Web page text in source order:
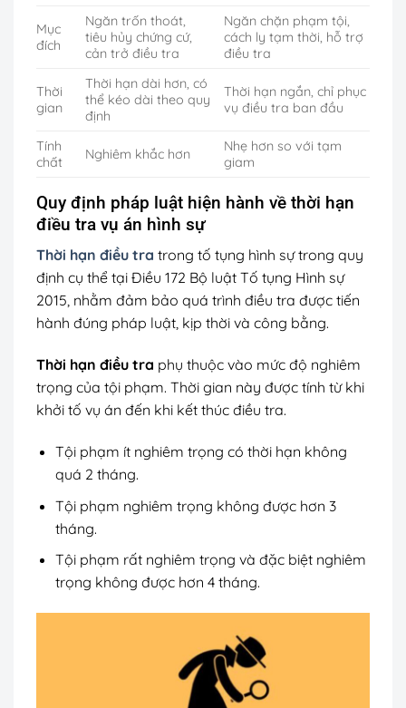
Mục
đích
Ngăn trốn thoát,
tiêu hủy chứng cứ,
cản trở điều tra
Ngăn chặn phạm tội,
cách ly tạm thời, hỗ trợ
điều tra
Thời
gian
Thời hạn dài hơn, có
thể kéo dài theo quy
định
Thời hạn ngắn, chỉ phục
vụ điều tra ban đầu
Tính
chất
Nghiêm khắc hơn
Nhẹ hơn so với tạm
giam
Quy định pháp luật hiện hành về thời hạn
điều tra vụ án hình sự
Thời hạn điều tra trong tố tụng hình sự trong quy
định cụ thể tại Điều 172 Bộ luật Tố tụng Hình sự
2015, nhằm đảm bảo quá trình điều tra được tiến
hành đúng pháp luật, kịp thời và công bằng.
Thời hạn điều tra phụ thuộc vào mức độ nghiêm
trọng của tội phạm. Thời gian này được tính từ khi
khởi tố vụ án đến khi kết thúc điều tra.
Tội phạm ít nghiêm trọng có thời hạn không
quá 2 tháng.
Tội phạm nghiêm trọng không được hơn 3
tháng.
Tội phạm rất nghiêm trọng và đặc biệt nghiêm
trọng không được hơn 4 tháng.